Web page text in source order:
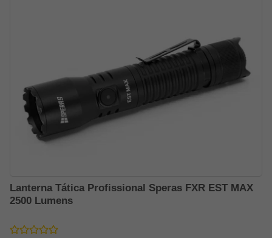
Lanterna Tática Profissional Speras FXR EST MAX
2500 Lumens